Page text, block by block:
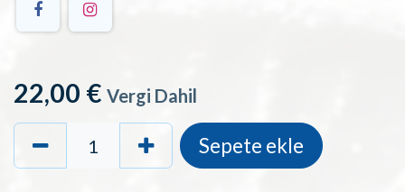
22,00 € Vergi Dahil
Sepete ekle